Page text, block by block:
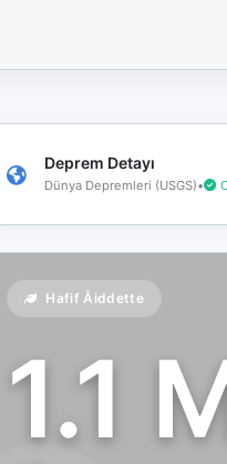
Deprem Detayı
Dünya Depremleri (USGS)•
Hafif Åiddette
1.1